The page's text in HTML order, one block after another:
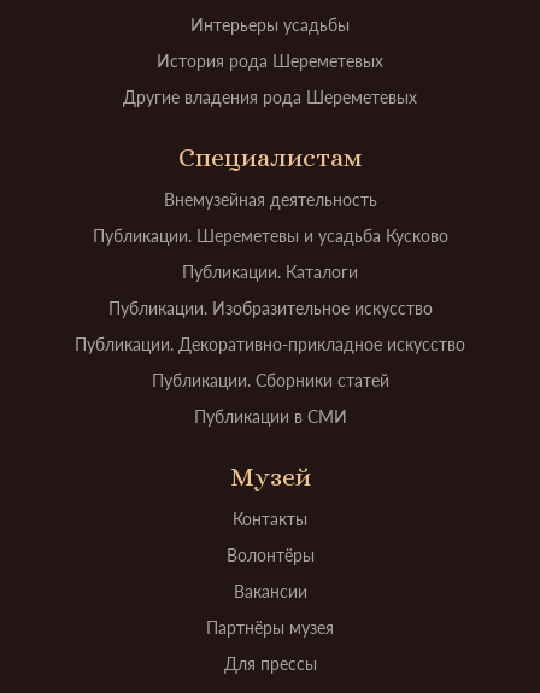
Интерьеры усадьбы
История рода Шереметевых
Другие владения рода Шереметевых
Специалистам
Внемузейная деятельность
Публикации. Шереметевы и усадьба Кусково
Публикации. Каталоги
Публикации. Изобразительное искусство
Публикации. Декоративно-прикладное искусство
Публикации. Сборники статей
Публикации в СМИ
Музей
Контакты
Волонтёры
Вакансии
Партнёры музея
Для прессы